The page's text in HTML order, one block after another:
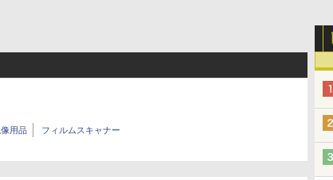
用品 フィルムスキャナー